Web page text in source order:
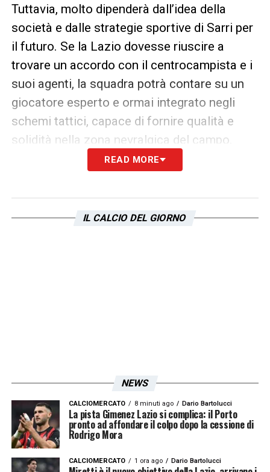
Tuttavia, molto dipenderà dall’idea della
società e dalle strategie sportive di Sarri per
il futuro. Se la Lazio dovesse riuscire a
trovare un accordo con il centrocampista e i
suoi agenti, la squadra potrà contare su un
giocatore esperto e ormai integrato negli
schemi tattici, capace di fornire qualità e
solidità nella zona nevralgica del campo.
In sintesi, il futuro di Toma Basic in
, con Sarri che continua a
LEGGI LE ULTIMISSIME DI LAZIONEWS24
LA PLAYLIST DELLE NOSTRE TOP NEWS
READ MORE
IL CALCIO DEL GIORNO
NEWS
CALCIOMERCATO 8 minuti ago Dario Bartolucci
La pista Gimenez Lazio si complica: il Porto
pronto ad affondare il colpo dopo la cessione di
Rodrigo Mora
CALCIOMERCATO 1 ora ago Dario Bartolucci